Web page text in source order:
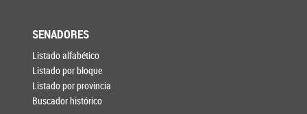
SENADORES
Listado alfabético
Listado por bloque
Listado por provincia
Buscador histórico